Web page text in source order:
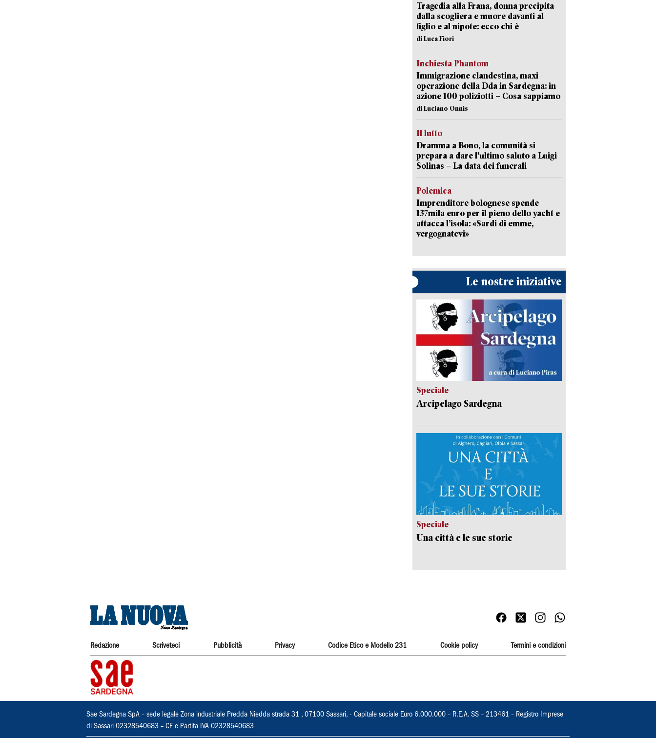
Tragedia alla Frana, donna precipita
dalla scogliera e muore davanti al
figlio e al nipote: ecco chi è
di Luca Fiori
Inchiesta Phantom
Immigrazione clandestina, maxi
operazione della Dda in Sardegna: in
azione 100 poliziotti – Cosa sappiamo
di Luciano Onnis
Il lutto
Dramma a Bono, la comunità si
prepara a dare l'ultimo saluto a Luigi
Solinas – La data dei funerali
Polemica
Imprenditore bolognese spende
137mila euro per il pieno dello yacht e
attacca l’isola: «Sardi di emme,
vergognatevi»
Le nostre iniziative
Speciale
Arcipelago Sardegna
Speciale
Una città e le sue storie
Redazione Scriveteci Pubblicità Privacy Codice Etico e Modello 231 Cookie policy Termini e condizioni
Sae Sardegna SpA – sede legale Zona industriale Predda Niedda strada 31 , 07100 Sassari, - Capitale sociale Euro 6.000.000 – R.E.A. SS – 213461 – Registro Imprese
di Sassari 02328540683 – CF e Partita IVA 02328540683